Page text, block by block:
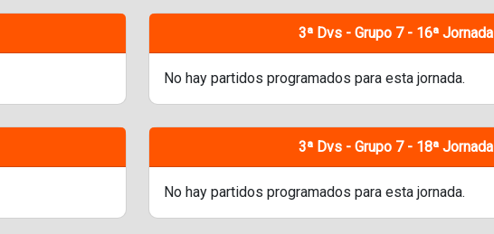
3ª Dvs - Grupo 7 - 16ª Jornada
No hay partidos programados para esta jornada.
3ª Dvs - Grupo 7 - 18ª Jornada
No hay partidos programados para esta jornada.